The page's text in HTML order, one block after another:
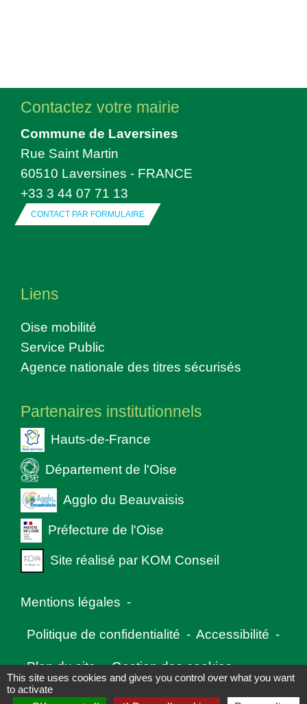
Contactez votre mairie
Commune de Laversines
Rue Saint Martin
60510 Laversines - FRANCE
+33 3 44 07 71 13
CONTACT PAR FORMULAIRE
Liens
Oise mobilité
Service Public
Agence nationale des titres sécurisés
Partenaires institutionnels
Hauts-de-France
Département de l'Oise
Agglo du Beauvaisis
Préfecture de l'Oise
Site réalisé par KOM Conseil
Mentions légales -
Politique de confidentialité - Accessibilité -
Plan du site - Gestion des cookies
This site uses cookies and gives you control over what you want
to activate